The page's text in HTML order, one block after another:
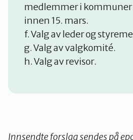
medlemmer i
innen 15. mars.
f. Valg av leder og
g. Valg av valgkomité.
h. Valg av revisor.
Innsendte forslag sendes på